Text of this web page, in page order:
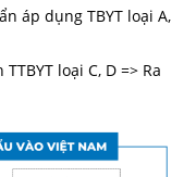
áp dụng TBYT loại A,
loại C, D => Ra